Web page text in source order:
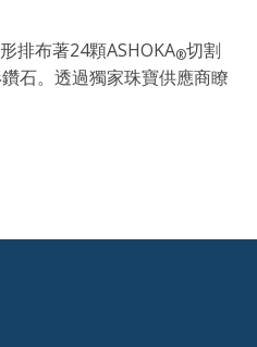
排布著24顆ASHOKA®切割
石。透過獨家珠寶供應商瞭